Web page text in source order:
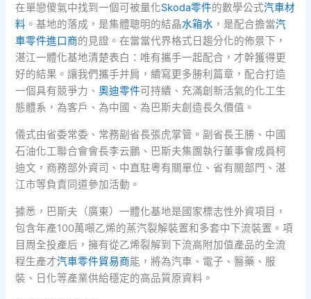
在單戀傻氣中找到一個可被量化Skoda零件的數學公式汽車材
料 。基地的落成，是集體聰明的結晶水箱水 ，是配合擔當汽
車零件進口商的見證。在當當代界格式日趨分化的佈景下，
湛江一體化基地清楚表白：唯有攜手一起配合，才幹獲得更
好的結果。讓我們攜手并肩，續寫更多勝利篇章，配合打造
一個具有競爭力、奧迪零件可持續、充滿創新活氣的化工生
態體系，為客戶、為中國、為巴斯夫創造長久價值。
儀式由省委常委、常務副省長張虎掌管。副省長王勝、中國
石油化工聯合會會長李云鵬、巴斯夫集團執行董事會成員柯
迪文，商務部外資司、中直駐粵有關單位、省有關部門、湛
江市等負責同道參加活動。
據悉，巴斯夫（廣東）一體化基地是國家標志性外資項目，
包含年產100萬噸乙烯的蒸汽裂解裝置和多套中下流裝置。項
目周全投產后，擁有從乙烯裂解到下流高附加值產品的全流
程生產才汽車零件貿易商能，將為汽車、電子、醫藥、服
裝、日化等產業供給穩定的高品質原資料。